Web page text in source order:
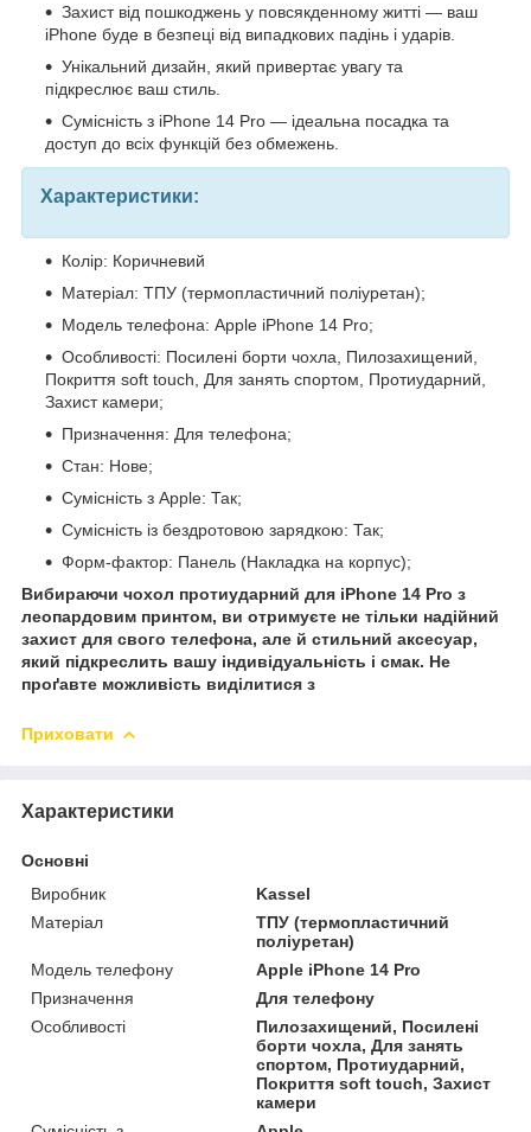
Захист від пошкоджень у повсякденному житті — ваш
iPhone буде в безпеці від випадкових падінь і ударів.
Унікальний дизайн, який привертає увагу та
підкреслює ваш стиль.
Сумісність з iPhone 14 Pro — ідеальна посадка та
доступ до всіх функцій без обмежень.
Характеристики:
Колір: Коричневий
Матеріал: ТПУ (термопластичний поліуретан);
Модель телефона: Apple iPhone 14 Pro;
Особливості: Посилені борти чохла, Пилозахищений,
Покриття soft touch, Для занять спортом, Протиударний,
Захист камери;
Призначення: Для телефона;
Стан: Нове;
Сумісність з Apple: Так;
Сумісність із бездротовою зарядкою: Так;
Форм-фактор: Панель (Накладка на корпус);
Вибираючи чохол протиударний для iPhone 14 Pro з
леопардовим принтом, ви отримуєте не тільки надійний
захист для свого телефона, але й стильний аксесуар,
який підкреслить вашу індивідуальність і смак. Не
проґавте можливість виділитися з
Приховати
Характеристики
Основні
Виробник
Kassel
Матеріал
ТПУ (термопластичний
поліуретан)
Модель телефону
Apple iPhone 14 Pro
Призначення
Для телефону
Особливості
Пилозахищений, Посилені
борти чохла, Для занять
спортом, Протиударний,
Покриття soft touch, Захист
камери